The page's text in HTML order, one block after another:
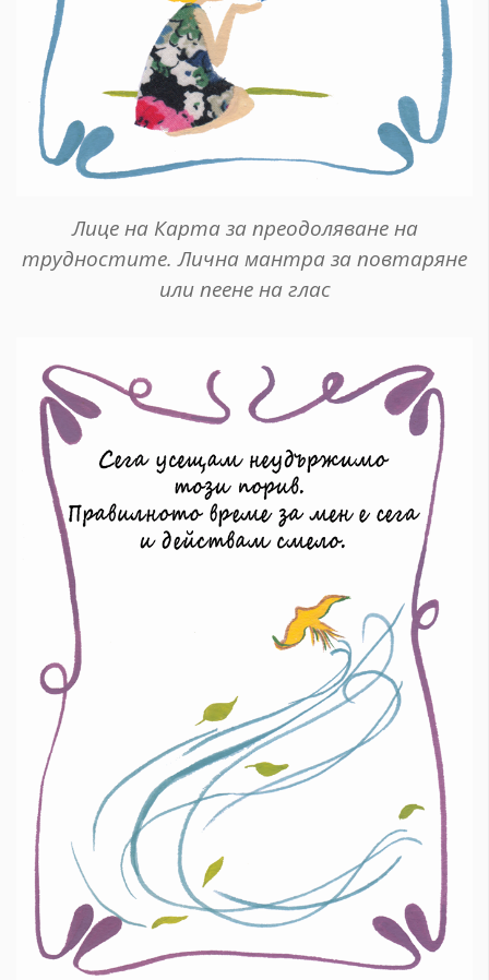
Лице на Карта за преодоляване на
трудностите. Лична мантра за повтаряне
или пеене на глас